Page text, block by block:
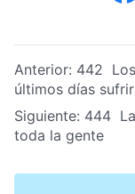
Anterior: 442
últimos días
Siguiente: 444
toda la gente